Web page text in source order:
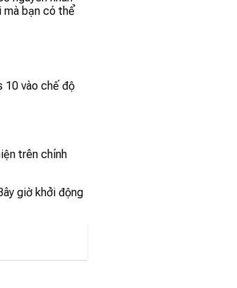
mà bạn có thể
10 vào chế độ
trên chính
giờ khởi động